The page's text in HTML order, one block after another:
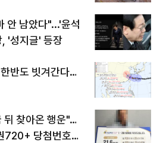
안 남았다"...'윤석
'성지글' 등장
반도 빗겨간다…
뒤 찾아온 행운"…
720+ 당첨번호조